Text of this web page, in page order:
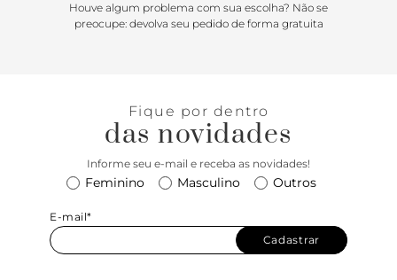
Houve algum problema com sua escolha? Não se
preocupe: devolva seu pedido de forma gratuita
Fique por dentro
das novidades
Informe seu e-mail e receba as novidades!
Feminino Masculino Outros
E-mail*
Cadastrar